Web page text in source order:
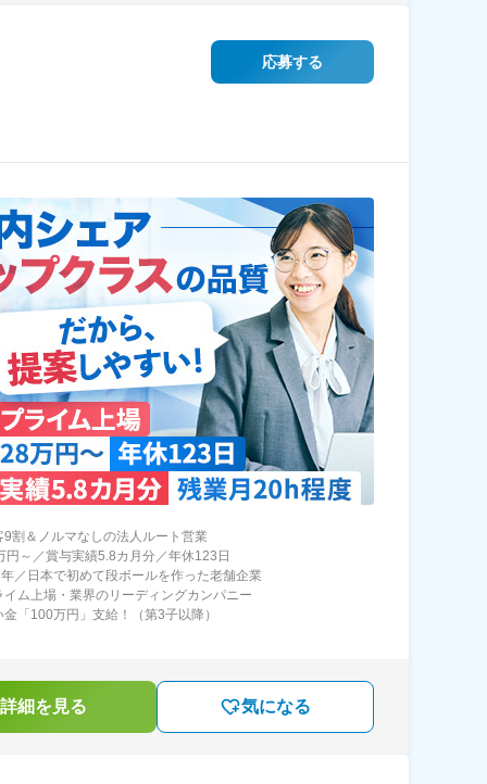
応募する
9割＆ノルマなしの法人ルート営業
円～／賞与実績5.8カ月分／年休123日
／日本で初めて段ボールを作った老舗企業
イム上場・業界のリーディングカンパニー
「100万円」支給！（第3子以降）
細を見る 気になる